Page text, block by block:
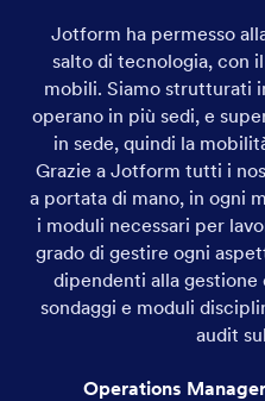
Jotform ha permesso
salto di tecnologia, con
mobili. Siamo strutturati
operano in più sedi, e
in sede, quindi la
Grazie a Jotform tutti i
a portata di mano, in ogni
i moduli necessari per
grado di gestire ogni
dipendenti alla
sondaggi e moduli
audit
Operations Manager